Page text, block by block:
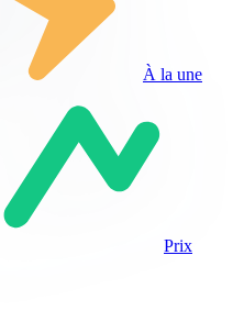
À la une
Prix